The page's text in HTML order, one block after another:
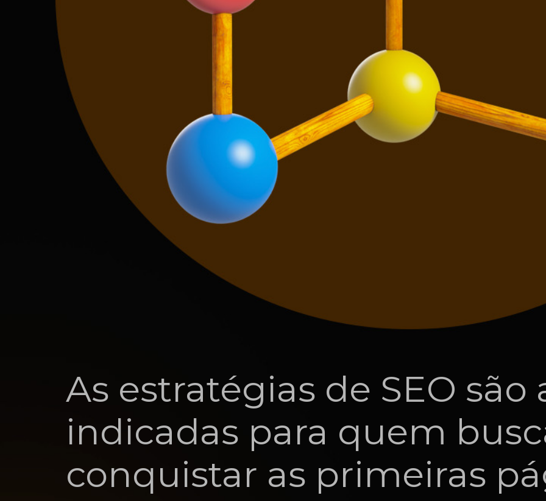
As estratégias de SEO são
indicadas para quem
conquistar as primeiras